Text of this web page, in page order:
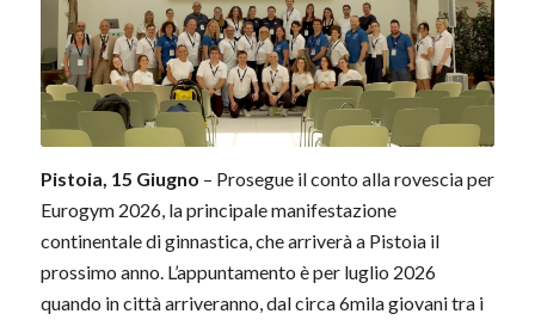
Pistoia, 15 Giugno – Prosegue il conto alla rovescia per
Eurogym 2026, la principale manifestazione
continentale di ginnastica, che arriverà a Pistoia il
prossimo anno. L’appuntamento è per luglio 2026
quando in città arriveranno, dal circa 6mila giovani tra i